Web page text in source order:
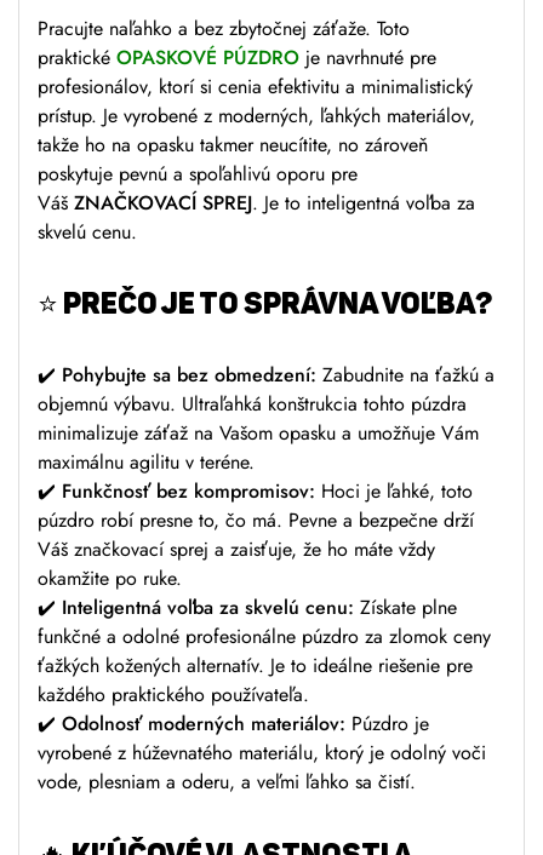
Pracujte naľahko a bez zbytočnej záťaže. Toto
praktické OPASKOVÉ PÚZDRO je navrhnuté pre
profesionálov, ktorí si cenia efektivitu a minimalistický
prístup. Je vyrobené z moderných, ľahkých materiálov,
takže ho na opasku takmer neucítite, no zároveň
poskytuje pevnú a spoľahlivú oporu pre
Váš ZNAČKOVACÍ SPREJ. Je to inteligentná voľba za
skvelú cenu.
⭐ PREČO JE TO SPRÁVNA VOĽBA?
✔️ Pohybujte sa bez obmedzení: Zabudnite na ťažkú a
objemnú výbavu. Ultraľahká konštrukcia tohto púzdra
minimalizuje záťaž na Vašom opasku a umožňuje Vám
maximálnu agilitu v teréne.
✔️ Funkčnosť bez kompromisov: Hoci je ľahké, toto
púzdro robí presne to, čo má. Pevne a bezpečne drží
Váš značkovací sprej a zaisťuje, že ho máte vždy
okamžite po ruke.
✔️ Inteligentná voľba za skvelú cenu: Získate plne
funkčné a odolné profesionálne púzdro za zlomok ceny
ťažkých kožených alternatív. Je to ideálne riešenie pre
každého praktického používateľa.
✔️ Odolnosť moderných materiálov: Púzdro je
vyrobené z húževnatého materiálu, ktorý je odolný voči
vode, plesniam a oderu, a veľmi ľahko sa čistí.